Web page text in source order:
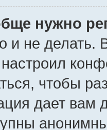
нужно
и не делать.
настроил
чтобы
дает вам